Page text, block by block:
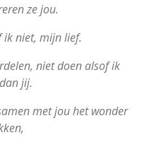
ze jou.
ik niet, mijn lief.
niet doen alsof ik
jij.
met jou het wonder